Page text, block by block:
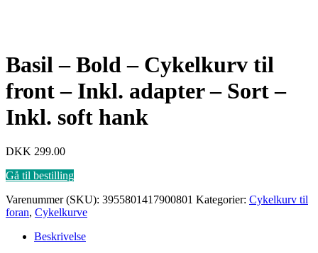
Basil – Bold – Cykelkurv til
front – Inkl. adapter – Sort –
Inkl. soft hank
DKK 299.00
Gå til bestilling
Varenummer (SKU): 3955801417900801 Kategorier: Cykelkurv til
foran, Cykelkurve
Beskrivelse